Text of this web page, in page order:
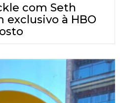
com Seth
exclusivo à HBO